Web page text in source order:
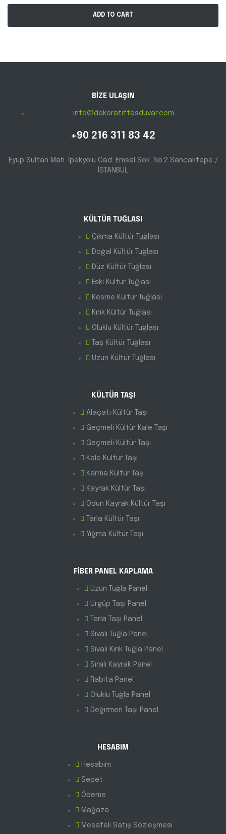
ADD TO CART
KÜLTÜR TUĞLASI
Çıkma Kültür Tuğlası
Doğal Kültür Tuğlası
Düz Kültür Tuğlası
Eski Kültür Tuğlası
Kesme Kültür Tuğlası
Kırık Kültür Tuğlası
Oluklu Kültür Tuğlası
Taş Kültür Tuğlası
Uzun Kültür Tuğlası
KÜLTÜR TAŞI
Alaçatı Kültür Taşı
Geçmeli Kültür Kale Taşı
Geçmeli Kültür Taşı
Kale Kültür Taşı
Karma Kültür Taş
Kayrak Kültür Taşı
Odun Kayrak Kültür Taşı
Tarla Kültür Taşı
Yığma Kültür Taşı
FİBER PANEL KAPLAMA
Uzun Tuğla Panel
Ürgüp Taşı Panel
Tarla Taşı Panel
Sıvalı Tuğla Panel
Sıvalı Kırık Tuğla Panel
Sıralı Kayrak Panel
Rabıta Panel
Oluklu Tuğla Panel
Değirmen Taşı Panel
HESABIM
Hesabım
Sepet
Ödeme
Mağaza
Mesafeli Satış Sözleşmesi
BİZE ULAŞIN
info@dekoratiftasduvar.com
+90 216 311 83 42
Eyüp Sultan Mah. İpekyolu Cad. Emsal Sok. No:2 Sancaktepe /
İSTANBUL